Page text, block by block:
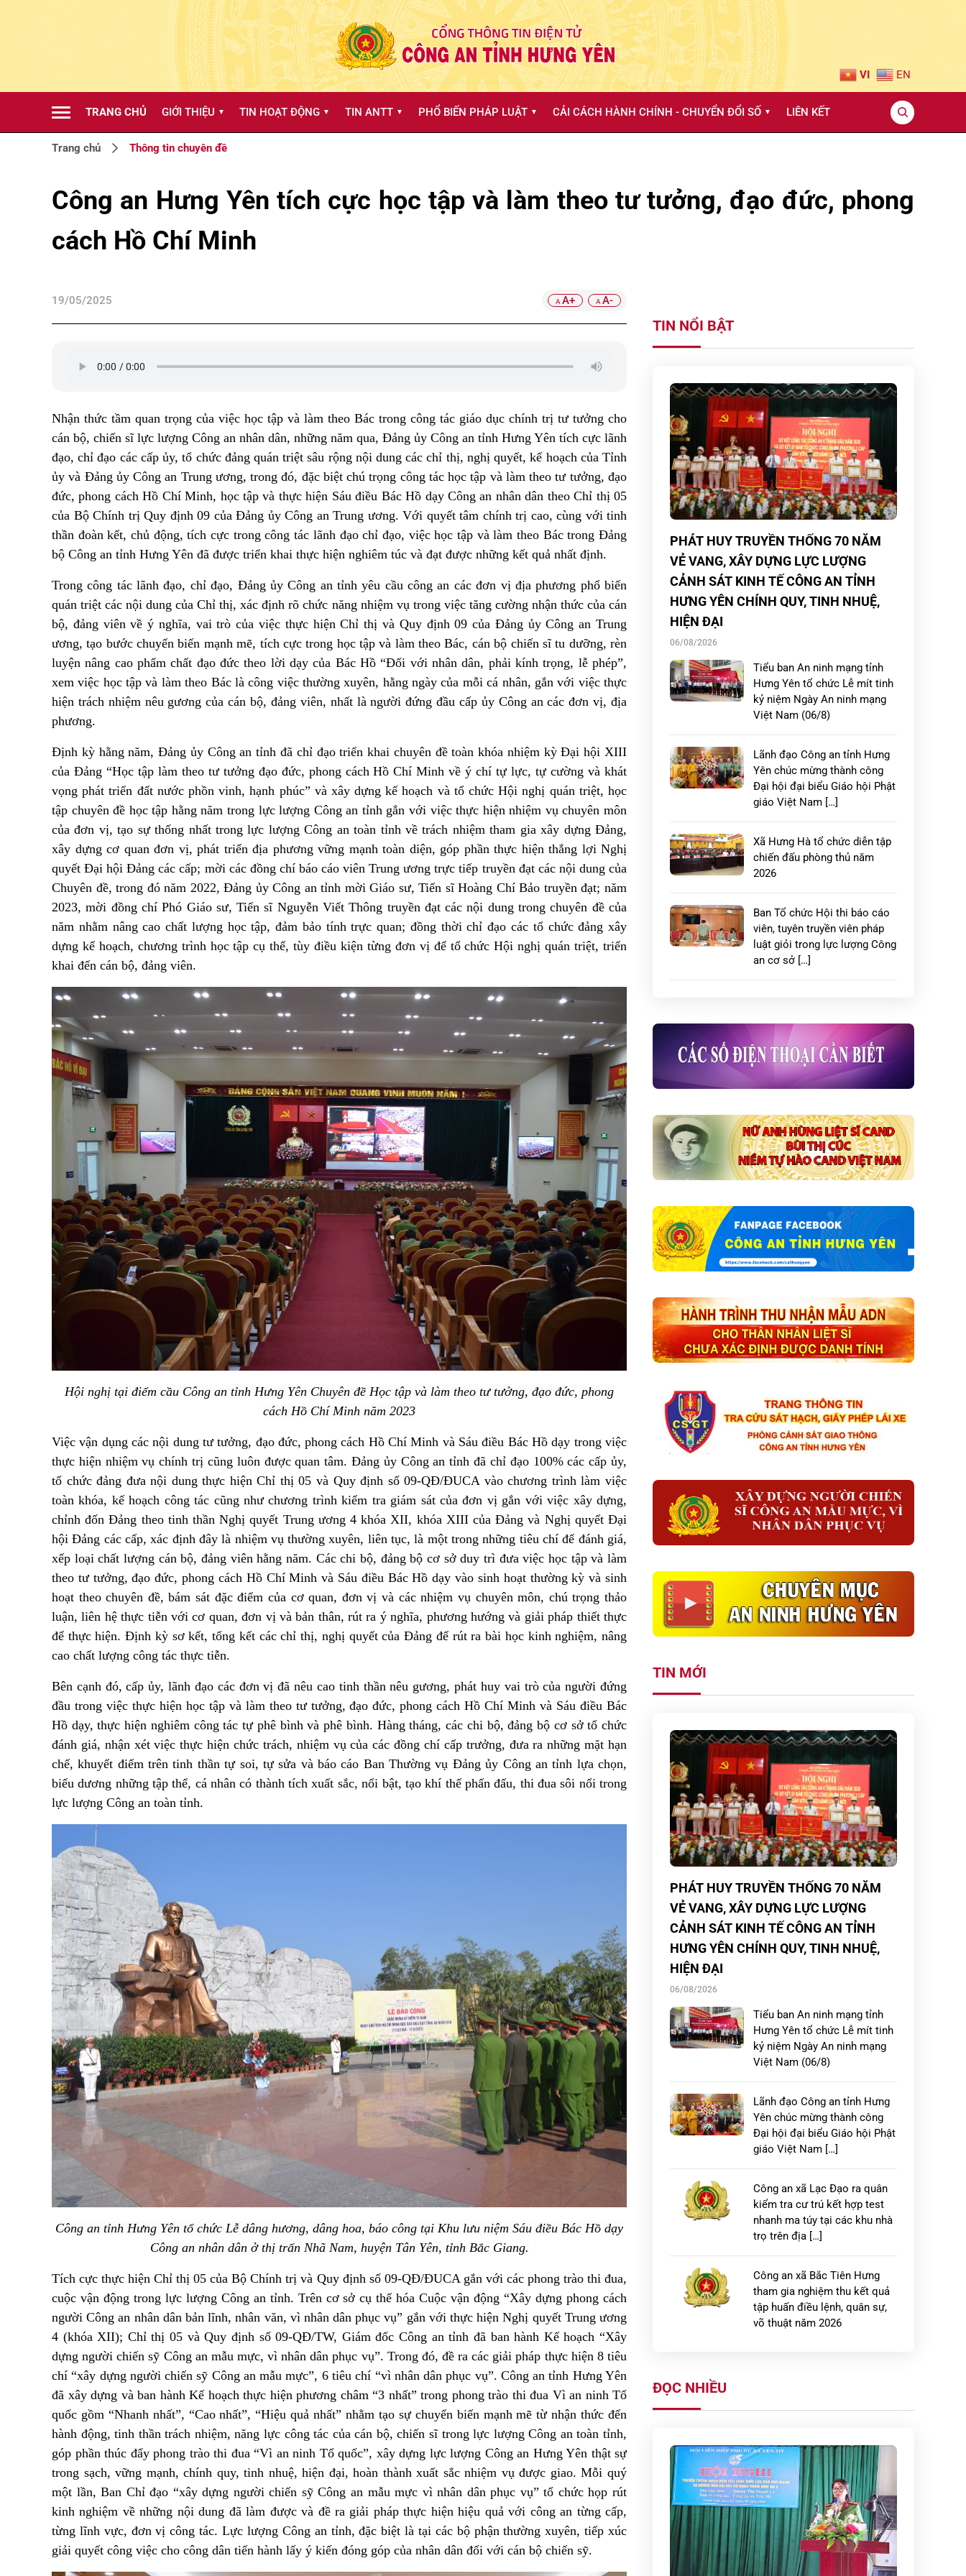
VI EN
TRANG CHỦ GIỚI THIỆU ▼ TIN HOẠT ĐỘNG ▼ TIN ANTT ▼ PHỔ BIẾN PHÁP LUẬT ▼ CẢI CÁCH HÀNH CHÍNH - CHUYỂN ĐỔI SỐ ▼ LIÊN KẾT
Trang chủ Thông tin chuyên đề
Công an Hưng Yên tích cực học tập và làm theo tư tưởng, đạo đức, phong
cách Hồ Chí Minh
19/05/2025 A A+ A A-
Nhận thức tầm quan trọng của việc học tập và làm theo Bác trong công tác giáo dục chính trị tư tưởng cho
cán bộ, chiến sĩ lực lượng Công an nhân dân, những năm qua, Đảng ủy Công an tỉnh Hưng Yên tích cực lãnh
đạo, chỉ đạo các cấp ủy, tổ chức đảng quán triệt sâu rộng nội dung các chỉ thị, nghị quyết, kế hoạch của Tỉnh
ủy và Đảng ủy Công an Trung ương, trong đó, đặc biệt chú trọng công tác học tập và làm theo tư tưởng, đạo
đức, phong cách Hồ Chí Minh, học tập và thực hiện Sáu điều Bác Hồ dạy Công an nhân dân theo Chỉ thị 05
của Bộ Chính trị Quy định 09 của Đảng ủy Công an Trung ương. Với quyết tâm chính trị cao, cùng với tinh
thần đoàn kết, chủ động, tích cực trong công tác lãnh đạo chỉ đạo, việc học tập và làm theo Bác trong Đảng
bộ Công an tỉnh Hưng Yên đã được triển khai thực hiện nghiêm túc và đạt được những kết quả nhất định.
Trong công tác lãnh đạo, chỉ đạo, Đảng ủy Công an tỉnh yêu cầu công an các đơn vị địa phương phổ biến
quán triệt các nội dung của Chỉ thị, xác định rõ chức năng nhiệm vụ trong việc tăng cường nhận thức của cán
bộ, đảng viên về ý nghĩa, vai trò của việc thực hiện Chỉ thị và Quy định 09 của Đảng ủy Công an Trung
ương, tạo bước chuyển biến mạnh mẽ, tích cực trong học tập và làm theo Bác, cán bộ chiến sĩ tu dưỡng, rèn
luyện nâng cao phẩm chất đạo đức theo lời dạy của Bác Hồ “Đối với nhân dân, phải kính trọng, lễ phép”,
xem việc học tập và làm theo Bác là công việc thường xuyên, hằng ngày của mỗi cá nhân, gắn với việc thực
hiện trách nhiệm nêu gương của cán bộ, đảng viên, nhất là người đứng đầu cấp ủy Công an các đơn vị, địa
phương.
Định kỳ hằng năm, Đảng ủy Công an tỉnh đã chỉ đạo triển khai chuyên đề toàn khóa nhiệm kỳ Đại hội XIII
của Đảng “Học tập làm theo tư tưởng đạo đức, phong cách Hồ Chí Minh về ý chí tự lực, tự cường và khát
vọng phát triển đất nước phồn vinh, hạnh phúc” và xây dựng kế hoạch và tổ chức Hội nghị quán triệt, học
tập chuyên đề học tập hằng năm trong lực lượng Công an tỉnh gắn với việc thực hiện nhiệm vụ chuyên môn
của đơn vị, tạo sự thống nhất trong lực lượng Công an toàn tỉnh về trách nhiệm tham gia xây dựng Đảng,
xây dựng cơ quan đơn vị, phát triển địa phương vững mạnh toàn diện, góp phần thực hiện thắng lợi Nghị
quyết Đại hội Đảng các cấp; mời các đồng chí báo cáo viênTrung ương trực tiếp truyền đạt các nội dung của
Chuyên đề, trong đó năm 2022, Đảng ủy Công an tỉnh mời Giáo sư, Tiến sĩ Hoàng Chí Bảo truyền đạt; năm
2023, mời đồng chí Phó Giáo sư, Tiến sĩ Nguyễn Viết Thông truyền đạt các nội dung trong chuyên đề của
năm nhằm nâng cao chất lượng học tập, đảm bảo tính trực quan; đồng thời chỉ đạo các tổ chức đảng xây
dựng kế hoạch, chương trình học tập cụ thể,tùy điều kiện từng đơn vị để tổ chức Hội nghị quán triệt, triển
khai đến cán bộ, đảng viên.
Hội nghị tại điểm cầu Công an tỉnh Hưng Yên Chuyên đề Học tập và làm theo tư tưởng, đạo đức, phong
cách Hồ Chí Minh năm 2023
Việc vận dụng các nội dung tư tưởng, đạo đức, phong cách Hồ Chí Minh và Sáu điều Bác Hồ dạy trong việc
thực hiện nhiệm vụ chính trị cũng luôn được quan tâm. Đảng ủy Công an tỉnh đã chỉ đạo 100% các cấp ủy,
tổ chức đảng đưa nội dung thực hiện Chỉ thị 05 và Quy định số 09-QĐ/ĐUCA vào chương trình làm việc
toàn khóa, kế hoạch công tác cũng như chương trình kiểm tra giám sát của đơn vị gắn với việc xây dựng,
chỉnh đốn Đảng theo tinh thần Nghị quyết Trung ương 4 khóa XII, khóa XIII của Đảng và Nghị quyết Đại
hội Đảng các cấp, xác định đây là nhiệm vụ thường xuyên, liên tục, là một trong những tiêu chí để đánh giá,
xếp loại chất lượng cán bộ, đảng viên hằng năm. Các chi bộ, đảng bộ cơ sở duy trì đưa việc học tập và làm
theo tư tưởng, đạo đức, phong cách Hồ Chí Minh và Sáu điều Bác Hồ dạy vào sinh hoạt thường kỳ và sinh
hoạt theo chuyên đề, bám sát đặc điểm của cơ quan, đơn vị và các nhiệm vụ chuyên môn, chú trọng thảo
luận, liên hệ thực tiễn với cơ quan, đơn vị và bản thân, rút ra ý nghĩa, phương hướng và giải pháp thiết thực
để thực hiện. Định kỳ sơ kết, tổng kết các chỉ thị, nghị quyết của Đảng để rút ra bài học kinh nghiệm, nâng
cao chất lượng công tác thực tiễn.
Bên cạnh đó, cấp ủy, lãnh đạo các đơn vị đã nêu cao tinh thần nêu gương, phát huy vai trò của người đứng
đầu trong việc thực hiện học tập và làm theo tư tưởng, đạo đức, phong cách Hồ Chí Minh và Sáu điều Bác
Hồ dạy, thực hiện nghiêm công tác tự phê bình và phê bình. Hàng tháng, các chi bộ, đảng bộ cơ sở tổ chức
đánh giá, nhận xét việc thực hiện chức trách, nhiệm vụ của các đồng chí cấp trưởng, đưa ra những mặt hạn
chế, khuyết điểm trên tinh thần tự soi, tự sửa và báo cáo Ban Thường vụ Đảng ủy Công an tỉnh lựa chọn,
biểu dương những tập thể, cá nhân có thành tích xuất sắc, nổi bật, tạo khí thế phấn đấu, thi đua sôi nổi trong
lực lượng Công an toàn tỉnh.
Công an tỉnh Hưng Yên tổ chức Lễ dâng hương, dâng hoa, báo công tại Khu lưu niệm Sáu điều Bác Hồ dạy
Công an nhân dân ở thị trấn Nhã Nam, huyện Tân Yên, tỉnh Bắc Giang.
Tích cực thực hiện Chỉ thị 05 của Bộ Chính trị và Quy định số 09-QĐ/ĐUCA gắn với các phong trào thi đua,
cuộc vận động trong lực lượng Công an tỉnh. Trên cơ sở cụ thể hóa Cuộc vận động “Xây dựng phong cách
người Công an nhân dân bản lĩnh, nhân văn, vì nhân dân phục vụ” gắn với thực hiện Nghị quyết Trung ương
4 (khóa XII); Chỉ thị 05 và Quy định số 09-QĐ/TW, Giám đốc Công an tỉnh đã ban hành Kế hoạch “Xây
dựng người chiến sỹ Công an mẫu mực, vì nhân dân phục vụ”. Trong đó, đề ra các giải pháp thực hiện 8 tiêu
chí “xây dựng người chiến sỹ Công an mẫu mực”, 6 tiêu chí “vì nhân dân phục vụ”. Công an tỉnh Hưng Yên
đã xây dựng và ban hành Kế hoạch thực hiện phương châm “3 nhất” trong phong trào thi đua Vì an ninh Tổ
quốc gồm “Nhanh nhất”, “Cao nhất”, “Hiệu quả nhất” nhằm tạo sự chuyển biến mạnh mẽ từ nhận thức đến
hành động, tinh thần trách nhiệm, năng lực công tác của cán bộ, chiến sĩ trong lực lượng Công an toàn tỉnh,
góp phần thúc đẩy phong trào thi đua “Vì an ninh Tổ quốc”, xây dựng lực lượng Công an Hưng Yên thật sự
trong sạch, vững mạnh, chính quy, tinh nhuệ, hiện đại, hoàn thành xuất sắc nhiệm vụ được giao. Mỗi quý
một lần, Ban Chỉ đạo “xây dựng người chiến sỹ Công an mẫu mực vì nhân dân phục vụ” tổ chức họp rút
kinh nghiệm về những nội dung đã làm được và đề ra giải pháp thực hiện hiệu quả với công an từng cấp,
từng lĩnh vực, đơn vị công tác. Lực lượng Công an tỉnh, đặc biệt là tại các bộ phận thường xuyên, tiếp xúc
giải quyết công việc cho công dân tiến hành lấy ý kiến đóng góp của nhân dân đối với cán bộ chiến sỹ.
TIN NỔI BẬT
PHÁT HUY TRUYỀN THỐNG 70 NĂM
VẺ VANG, XÂY DỰNG LỰC LƯỢNG
CẢNH SÁT KINH TẾ CÔNG AN TỈNH
HƯNG YÊN CHÍNH QUY, TINH NHUỆ,
HIỆN ĐẠI
06/08/2026
Tiểu ban An ninh mạng tỉnh
Hưng Yên tổ chức Lễ mít tinh
kỷ niệm Ngày An ninh mạng
Việt Nam (06/8)
Lãnh đạo Công an tỉnh Hưng
Yên chúc mừng thành công
Đại hội đại biểu Giáo hội Phật
giáo Việt Nam […]
Xã Hưng Hà tổ chức diễn tập
chiến đấu phòng thủ năm
2026
Ban Tổ chức Hội thi báo cáo
viên, tuyên truyền viên pháp
luật giỏi trong lực lượng Công
an cơ sở […]
TIN MỚI
PHÁT HUY TRUYỀN THỐNG 70 NĂM
VẺ VANG, XÂY DỰNG LỰC LƯỢNG
CẢNH SÁT KINH TẾ CÔNG AN TỈNH
HƯNG YÊN CHÍNH QUY, TINH NHUỆ,
HIỆN ĐẠI
06/08/2026
Tiểu ban An ninh mạng tỉnh
Hưng Yên tổ chức Lễ mít tinh
kỷ niệm Ngày An ninh mạng
Việt Nam (06/8)
Lãnh đạo Công an tỉnh Hưng
Yên chúc mừng thành công
Đại hội đại biểu Giáo hội Phật
giáo Việt Nam […]
Công an xã Lạc Đạo ra quân
kiểm tra cư trú kết hợp test
nhanh ma túy tại các khu nhà
trọ trên địa […]
Công an xã Bắc Tiên Hưng
tham gia nghiệm thu kết quả
tập huấn điều lệnh, quân sự,
võ thuật năm 2026
viên, tuyên truyền viên pháp
luật giỏi trong lực lượng Công
an cơ sở […]
Công an xã Minh Thọ bắt giữ
02 đối tượng tàng trữ, mua
bán trái phép chất ma túy
ĐỌC NHIỀU